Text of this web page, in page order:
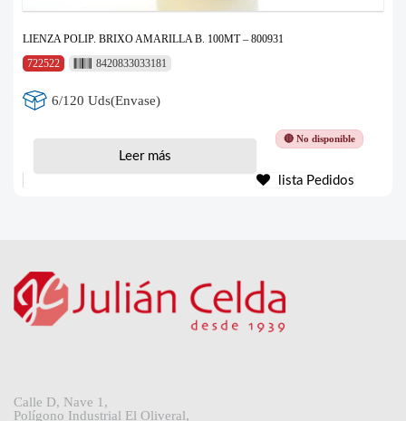
LIENZA POLIP. BRIXO AMARILLA B. 100MT – 800931
722522
8420833033181
6/120 Uds(Envase)
🔴 No disponible
Leer más
lista Pedidos
Calle D, Nave 1,
Polígono Industrial El Oliveral,